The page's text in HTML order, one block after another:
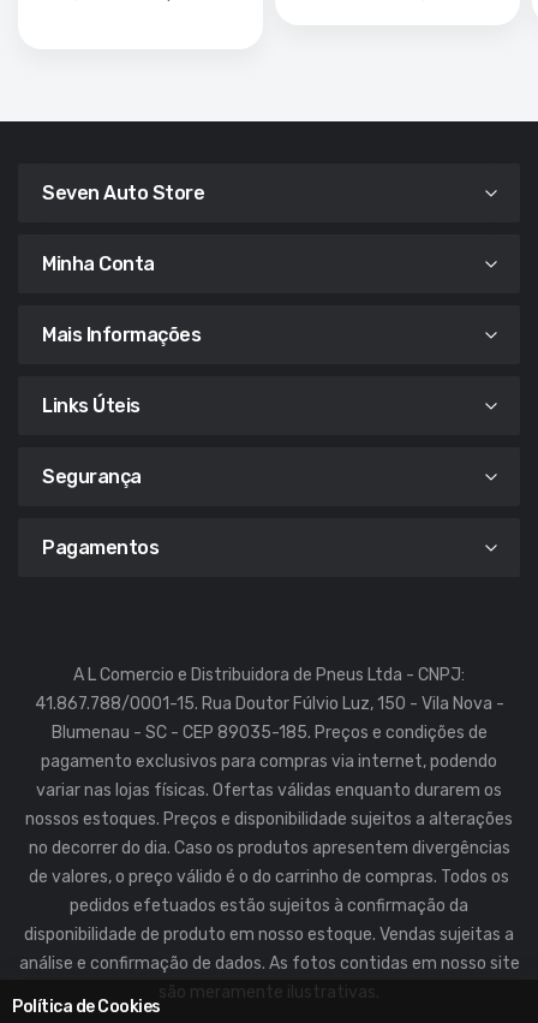
Política de Cookies
Seven Auto Store
Minha Conta
Mais Informações
Links Úteis
Segurança
Pagamentos
A L Comercio e Distribuidora de Pneus Ltda - CNPJ:
41.867.788/0001-15. Rua Doutor Fúlvio Luz, 150 - Vila Nova -
Blumenau - SC - CEP 89035-185. Preços e condições de
pagamento exclusivos para compras via internet, podendo
variar nas lojas físicas. Ofertas válidas enquanto durarem os
nossos estoques. Preços e disponibilidade sujeitos a alterações
no decorrer do dia. Caso os produtos apresentem divergências
de valores, o preço válido é o do carrinho de compras. Todos os
pedidos efetuados estão sujeitos à confirmação da
disponibilidade de produto em nosso estoque. Vendas sujeitas a
análise e confirmação de dados. As fotos contidas em nosso site
são meramente ilustrativas.